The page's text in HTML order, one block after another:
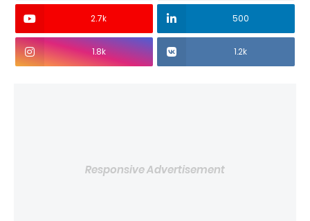
2.7k 500
1.8k 1.2k
Responsive Advertisement